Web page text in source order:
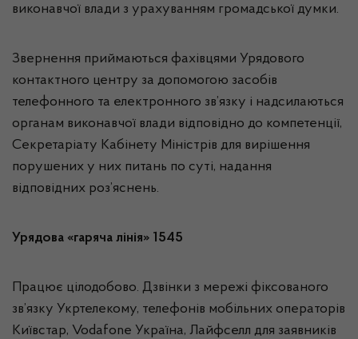
виконавчої влади з урахуванням громадської думки.
Звернення приймаються фахівцями Урядового
контактного центру за допомогою засобів
телефонного та електронного зв’язку і надсилаються
органам виконавчої влади відповідно до компетенції,
Секретаріату Кабінету Міністрів для вирішення
порушених у них питань по суті, надання
відповідних роз’яснень.
Урядова «гаряча лінія» 1545
Працює цілодобово. Дзвінки з мережі фіксованого
зв’язку Укртелекому, телефонів мобільних операторів
Київстар, Vodafone Україна, Лайфселл для заявників